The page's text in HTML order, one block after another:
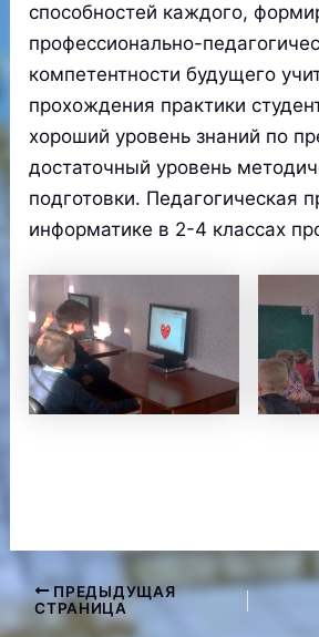
способностей каждого,
профессионально-
компетентности будущего
прохождения практики
хороший уровень знаний по
достаточный уровень
подготовки. Педагогическая
информатике в 2-4 классах
Навигация
по
ПРЕДЫДУЩАЯ
СТРАНИЦА